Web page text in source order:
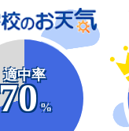
適中率
%